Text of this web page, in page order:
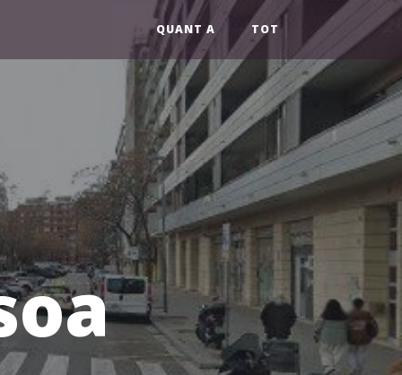
QUANT A TOT